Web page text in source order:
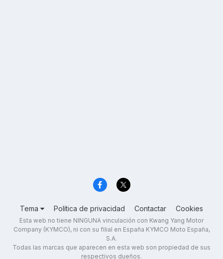
Tema Política de privacidad Contactar Cookies
Esta web no tiene NINGUNA vinculación con Kwang Yang Motor
Company (KYMCO), ni con su filial en España KYMCO Moto España,
S.A.
Todas las marcas que aparecen en esta web son propiedad de sus
respectivos dueños.